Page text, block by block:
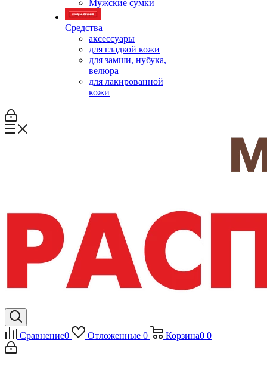
Мужские сумки
Средства
аксессуары
для гладкой кожи
для замши, нубука,
велюра
для лакированной
кожи
Сравнение0 Отложенные 0 Корзина0 0